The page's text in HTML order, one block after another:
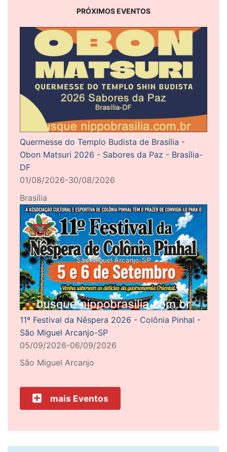
PRÓXIMOS EVENTOS
Quermesse do Templo Budista de Brasília -
Obon Matsuri 2026 - Sabores da Paz - Brasília-
DF
01/08/2026-30/08/2026
Brasília
11º Festival da Nêspera 2026 - Colônia Pinhal -
São Miguel Arcanjo-SP
05/09/2026-06/09/2026
São Miguel Arcanjo
mais Eventos